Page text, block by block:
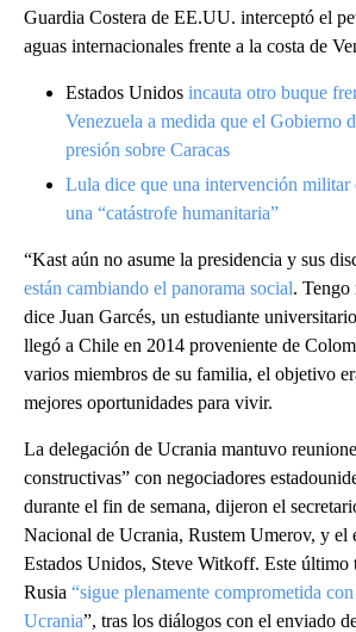
Guardia Costera de EE.UU. interceptó el
aguas internacionales frente a la costa de
Estados Unidos incauta otro buque
Venezuela a medida que el Gobierno
presión sobre Caracas
Lula dice que una intervención militar
una “catástrofe humanitaria”
“Kast aún no asume la presidencia y sus
están cambiando el panorama social. Tengo
dice Juan Garcés, un estudiante
llegó a Chile en 2014 proveniente de
varios miembros de su familia, el objetivo
mejores oportunidades para vivir.
La delegación de Ucrania mantuvo
constructivas” con negociadores
durante el fin de semana, dijeron el
Nacional de Ucrania, Rustem Umerov, y el
Estados Unidos, Steve Witkoff. Este último
Rusia “sigue plenamente comprometida
Ucrania”, tras los diálogos con el enviado